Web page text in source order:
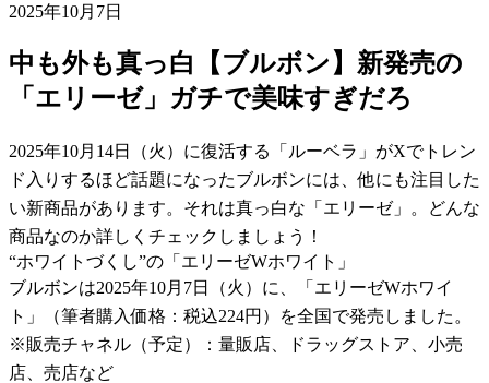
2025年10月7日
中も外も真っ白【ブルボン】新発売の
「エリーゼ」ガチで美味すぎだろ
2025年10月14日（火）に復活する「ルーベラ」がXでトレン
ド入りするほど話題になったブルボンには、他にも注目した
い新商品があります。それは真っ白な「エリーゼ」。どんな
商品なのか詳しくチェックしましょう！
“ホワイトづくし”の「エリーゼWホワイト」
ブルボンは2025年10月7日（火）に、「エリーゼWホワイ
ト」（筆者購入価格：税込224円）を全国で発売しました。
※販売チャネル（予定）：量販店、ドラッグストア、小売
店、売店など